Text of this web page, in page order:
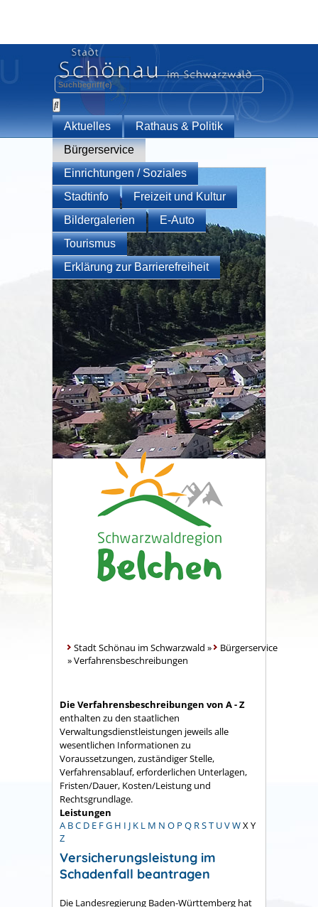
Aktuelles
Rathaus & Politik
Bürgerservice
Einrichtungen / Soziales
Stadtinfo
Freizeit und Kultur
Bildergalerien
E-Auto
Tourismus
Erklärung zur Barrierefreiheit
Stadt Schönau im Schwarzwald »
Bürgerservice
»Verfahrensbeschreibungen
Die Verfahrensbeschreibungen von A - Z
enthalten zu den staatlichen
Verwaltungsdienstleistungen jeweils alle
wesentlichen Informationen zu
Voraussetzungen, zuständiger Stelle,
Verfahrensablauf, erforderlichen Unterlagen,
Fristen/Dauer, Kosten/Leistung und
Rechtsgrundlage.
Leistungen
A BC D E FG H I J K L M N O P Q RST UVWX Y
Z
Versicherungsleistung im
Schadenfall beantragen
Die Landesregierung Baden-Württemberg hat